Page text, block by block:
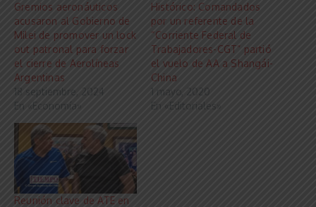
Gremios aeronáuticos
acusaron al Gobierno de
Milei de promover un lock
out patronal para forzar
el cierre de Aerolíneas
Argentinas
18 septiembre, 2024
En «Economía»
Histórico: Comandados
por un referente de la
“Corriente Federal de
Trabajadores-CGT” partió
el vuelo de AA a Shangái-
China
1 mayo, 2020
En «Editoriales»
Reunión clave de ATE en